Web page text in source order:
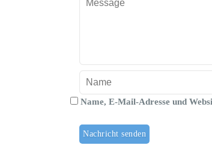
Name, E-Mail-Adresse und